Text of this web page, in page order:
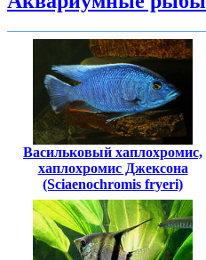
Васильковый хаплохромис,
хаплохромис Джексона
(Sciaenochromis fryeri)